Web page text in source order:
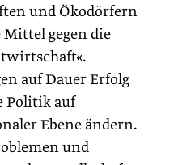
und Ökodörfern
Mittel gegen die
auf Dauer Erfolg
Politik auf
Ebene ändern.
und